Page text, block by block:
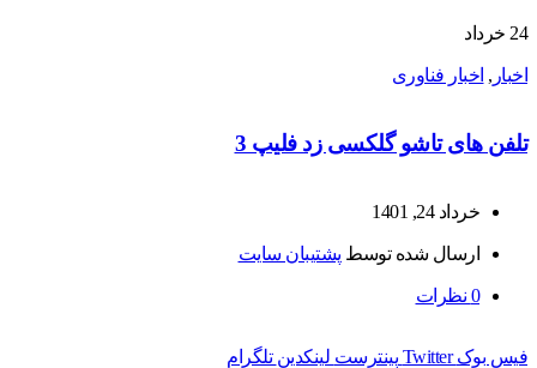
24 خرداد
اخبار , اخبار فناوری
تلفن های تاشو گلکسی زد فلیپ 3
خرداد 24, 1401
ارسال شده توسط پشتیبان سایت
0 نظرات
فیس بوک Twitter پینترست لینکدین تلگرام